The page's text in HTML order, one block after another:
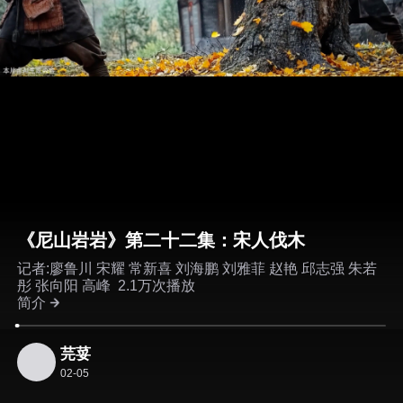
《尼山岩岩》第二十二集：宋人伐木
记者:廖鲁川 宋耀 常新喜 刘海鹏 刘雅菲 赵艳 邱志强 朱若
彤 张向阳 高峰 2.1万次播放
简介
芫荽
02-05